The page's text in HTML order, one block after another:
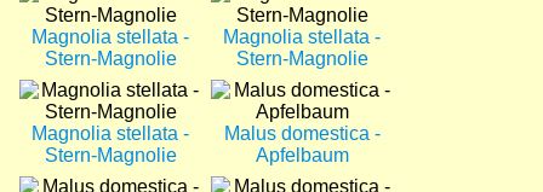
Magnolia stellata -
Stern-Magnolie
Magnolia stellata -
Stern-Magnolie
Bild
Magnolia stellata -
Stern-Magnolie
Bild
Malus domestica -
Apfelbaum
Bild
Bild